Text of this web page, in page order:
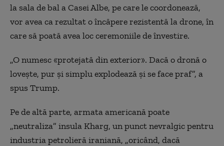
la sala de bal a Casei Albe, pe care le coordonează,
vor avea ca rezultat o încăpere rezistentă la drone, în
care să poată avea loc ceremoniile de învestire.
„O numesc «protejată din exterior». Dacă o dronă o
lovește, pur și simplu explodează și se face praf”, a
spus Trump.
Pe de altă parte, armata americană poate
„neutraliza” insula Kharg, un punct nevralgic pentru
industria petrolieră iraniană, „oricând, dacă